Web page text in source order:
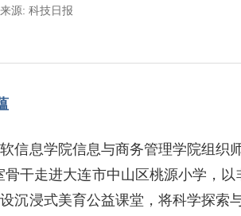
来源: 科技日报
信息学院信息与商务管理学院组织
骨干走进大连市中山区桃源小学，
沉浸式美育公益课堂，将科学探索